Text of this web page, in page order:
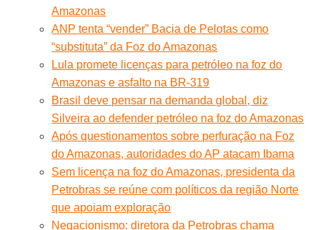
Amazonas
ANP tenta “vender” Bacia de Pelotas como
“substituta” da Foz do Amazonas
Lula promete licenças para petróleo na foz do
Amazonas e asfalto na BR-319
Brasil deve pensar na demanda global, diz
Silveira ao defender petróleo na foz do Amazonas
Após questionamentos sobre perfuração na Foz
do Amazonas, autoridades do AP atacam Ibama
Sem licença na foz do Amazonas, presidenta da
Petrobras se reúne com políticos da região Norte
que apoiam exploração
Negacionismo: diretora da Petrobras chama